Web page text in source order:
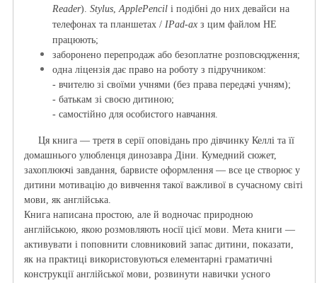
Reader). Stylus,ApplePencil і подібні до них девайси на
телефонах та планшетах / IPad-ах з цим файлом НЕ
працюють;
заборонено перепродаж або безоплатне розповсюдження;
одна ліцензія дає право на роботу з підручником:
- вчителю зі своїми учнями (без права передачі учням);
- батькам зі своєю дитиною;
- самостійно для особистого навчання.
Ця книга — третя в серії оповідань про дівчинку Келлі та її
домашнього улюбленця динозавра Діни. Кумедний сюжет,
захоплюючі завдання, барвисте оформлення ­— все це створює у
дитини мотивацію до вивчення такої важливої в сучасному світі
мови, як англійська.
Книга написана простою, але й водночас природною
англійською, якою розмовляють носії цієї мови. Мета книги —
активувати і поповнити словниковий запас дитини, показати,
як на практиці використовуються елементарні граматичні
конструкції англійської мови, розвинути навички усного